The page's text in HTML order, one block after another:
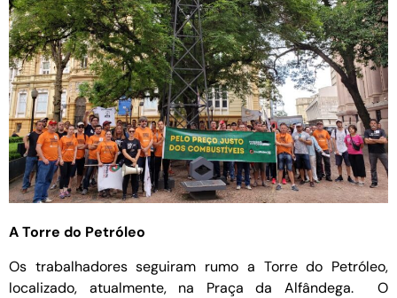
A Torre do Petróleo
Os trabalhadores seguiram rumo a Torre do Petróleo,
localizado, atualmente, na Praça da Alfândega. O